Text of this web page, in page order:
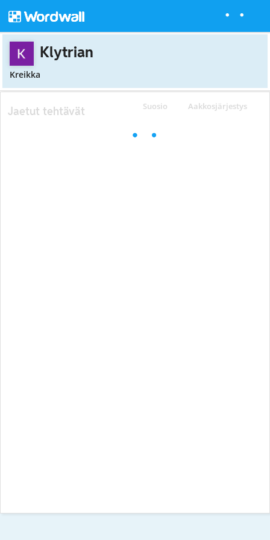
Klytrian
Kreikka
Suosio Aakkosjärjestys
Jaetut tehtävät